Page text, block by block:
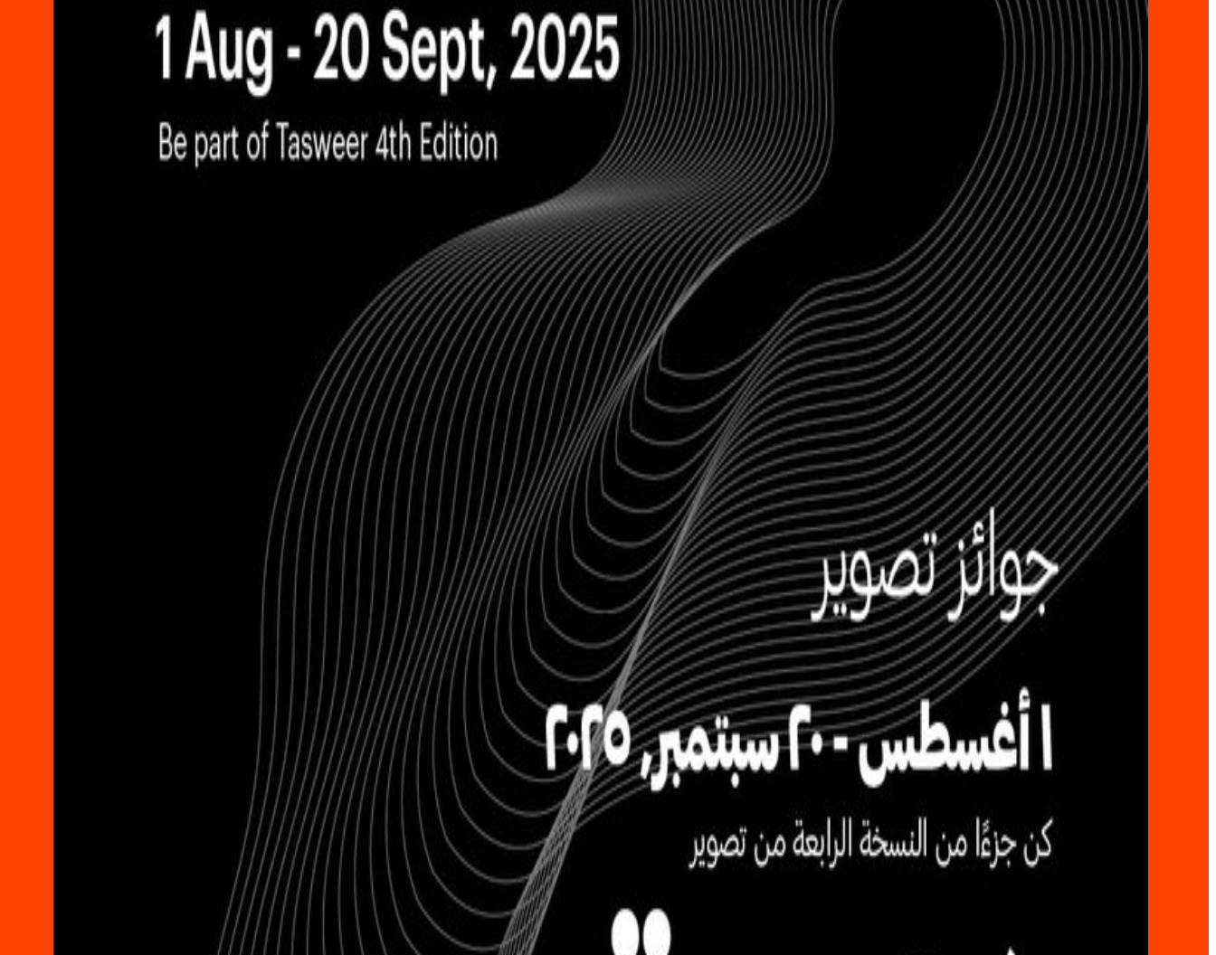
عن تصوير
محادثات
تصوير 2025
تصوير 2023
تصوير 2021
جوائز
التطوع في مهرجان تصوير
تواصل معنا